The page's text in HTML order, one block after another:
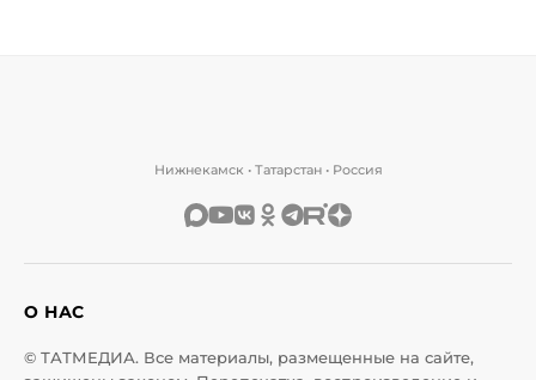
Нижнекамск • Татарстан • Россия
О НАС
© ТАТМЕДИА. Все материалы, размещенные на сайте,